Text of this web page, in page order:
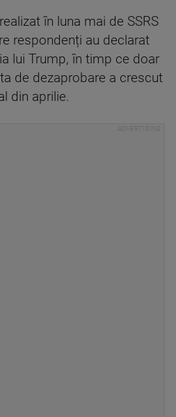
realizat în luna mai de SSRS
respondenți au declarat
lui Trump, în timp ce doar
de dezaprobare a crescut
din aprilie.